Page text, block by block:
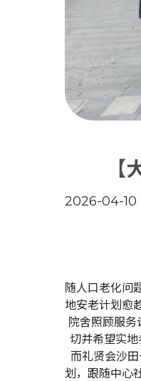
2026-04-10
随人口老化问
地安老计划愈
院舍照顾服
切并希望实
而礼贤会沙
划，跟随中心